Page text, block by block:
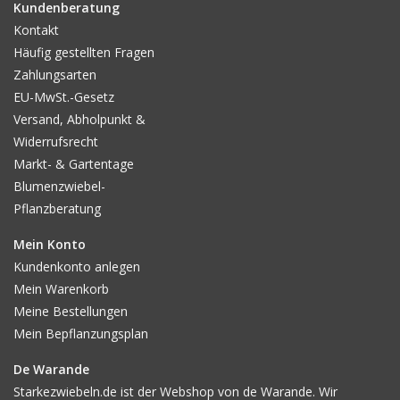
Kundenberatung
Kontakt
Häufig gestellten Fragen
Zahlungsarten
EU-MwSt.-Gesetz
Versand, Abholpunkt &
Widerrufsrecht
Markt- & Gartentage
Blumenzwiebel-
Pflanzberatung
Mein Konto
Kundenkonto anlegen
Mein Warenkorb
Meine Bestellungen
Mein Bepflanzungsplan
De Warande
Starkezwiebeln.de ist der Webshop von de Warande. Wir